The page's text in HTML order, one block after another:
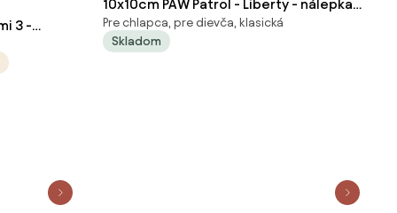
3 -
10x10cm PAW Patrol - Liberty - nálepka
nad vypínač
Pre chlapca, pre dievča, klasická
Skladom